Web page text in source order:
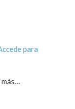
para
más…